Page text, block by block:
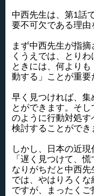
中西先生は、第1話
要不可欠である理由
まず中西先生が指
くうえでは、とり
ときには、何より
動する」ことが重要
早く見つければ、集
とができます。そ
のように行動対処
検討することができ
しかし、日本の近
「遅く見つけて、
なりがちだと中西
では、やはりろく
ですが、まったくご